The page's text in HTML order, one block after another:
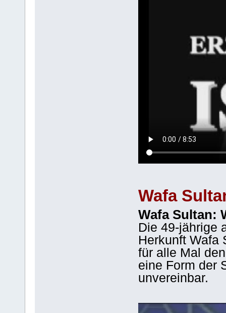
Wafa
Wafa Sultan:
Die 49-jährige
Herkunft Wafa
für alle Mal
eine Form der
unvereinbar.